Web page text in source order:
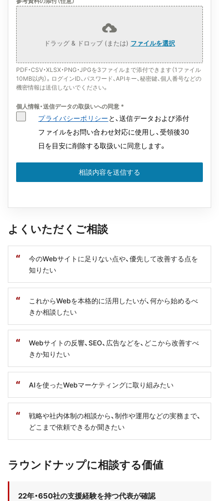
よくいただくご相談
今のWebサイトに足りない点や、優先して改善する点を
知りたい
これからWebを本格的に活用したいが、何から始めるべ
きか相談したい
Webサイトの反響、SEO、広告などを、どこから改善すべ
きか知りたい
AIを使ったWebマーケティングに取り組みたい
戦略や社内体制の相談から、制作や運用などの実務まで、
どこまで依頼できるか聞きたい
ラウンドナップに相談する価値
22年・650社の支援経験を持つ代表が確認
ドラッグ & ドロップ (または) ファイルを選択
PDF・CSV・XLSX・PNG・JPGを3ファイルまで添付できます（1ファイル
10MB以内）。ログインID、パスワード、APIキー、秘密鍵、個人番号などの
機密情報は送信しないでください。
個人情報・送信データの取扱いへの同意 *
プライバシーポリシー と、送信データおよび添付
ファイルをお問い合わせ対応に使用し、受領後30
日を目安に削除する取扱いに同意します。
相談内容を送信する